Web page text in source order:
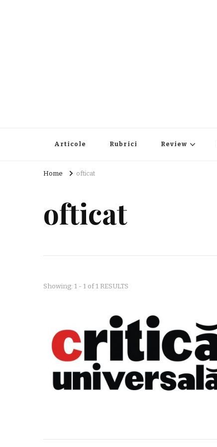
Articole Rubrici Review
Home ofticat
ofticat
Showing: 1 - 1 of 1 RESULTS